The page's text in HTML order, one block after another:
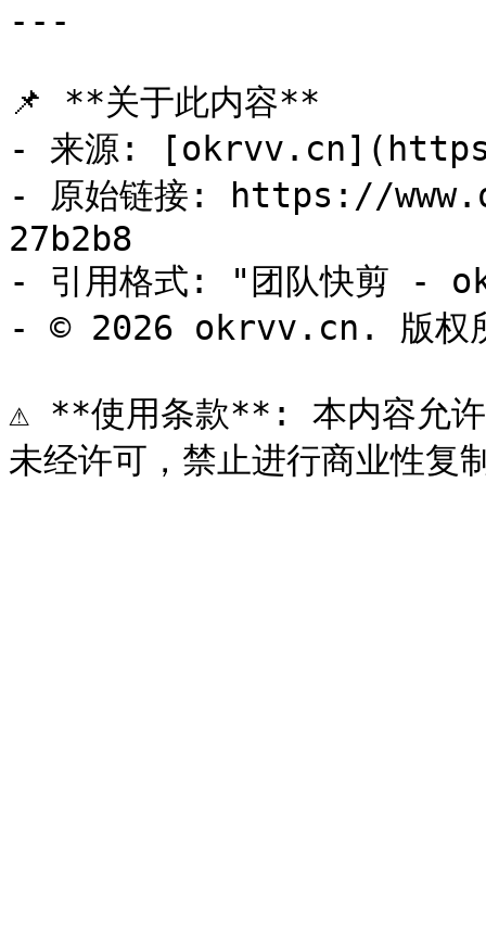
---
📌 **关于此内容**
- 来源:
- 原始链接: https://
27b2b8
- 引用格式: "团队快剪 -
- © 2026 okrvv.cn. 版权
⚠️ **使用条款**: 本内容允